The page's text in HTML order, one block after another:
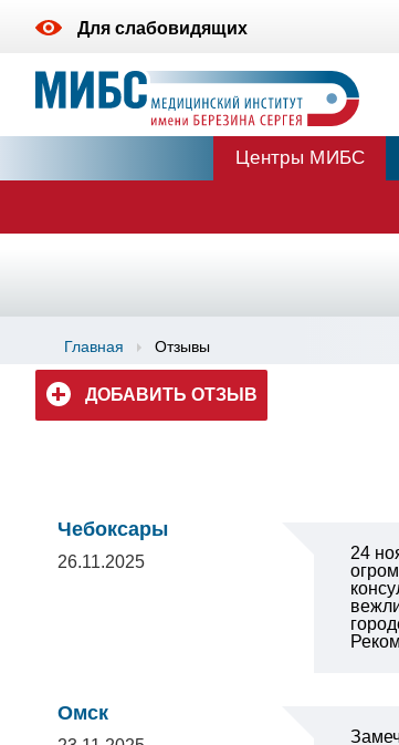
Для слабовидящих
Центры МИБС
Главная Отзывы
ДОБАВИТЬ ОТЗЫВ
Чебоксары
26.11.2025
24
Омск